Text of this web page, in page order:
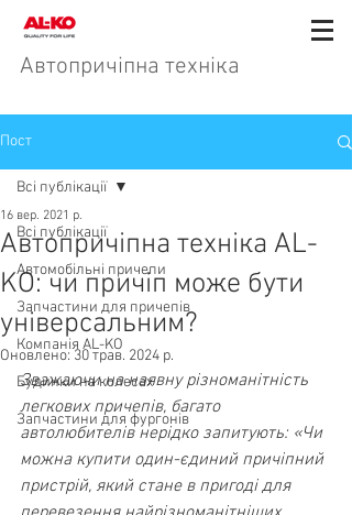
Автопричіпна техніка
Пост
Всі публікації
Автомобільні причепи
Запчастини для причепів
Компанія AL-KO
Будинки на колесах
Запчастини для фургонів
Всі публікації
Автопричіпна техніка AL-
KO: чи причіп може бути
універсальним?
16 вер. 2021 р.
Оновлено: 30 трав. 2024 р.
Зважаючи на наявну різноманітність
легкових причепів, багато
автолюбителів нерідко запитують: «Чи
можна купити один-єдиний причіпний
пристрій, який стане в пригоді для